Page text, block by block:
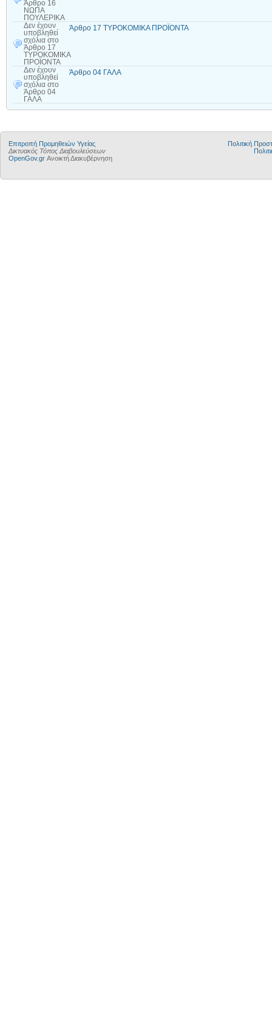
Άρθρο 16
ΝΩΠΑ
ΠΟΥΛΕΡΙΚΑ
Δεν έχουν
υποβληθεί
σχόλια στο
Άρθρο 17
ΤΥΡΟΚΟΜΙΚΑ
ΠΡΟΪΟΝΤΑ
Άρθρο 17 ΤΥΡΟΚΟΜΙΚΑ ΠΡΟΪΟΝΤΑ
Δεν έχουν
υποβληθεί
σχόλια στο
Άρθρο 04
ΓΑΛΑ
Άρθρο 04 ΓΑΛΑ
Επιτροπή Προμηθειών Υγείας
Δικτυακός Τόπος Διαβουλεύσεων
OpenGov.gr Ανοικτή Διακυβέρνηση
Πολιτική